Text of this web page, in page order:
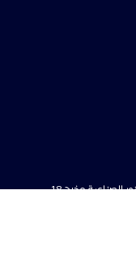
الصناعية مخرج 18